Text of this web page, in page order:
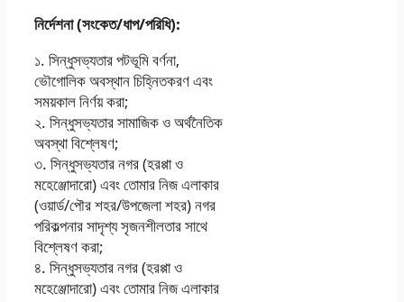
নির্দেশনা (সংকেত/ধাপ/পরিধি):
১. সিন্ধুসভ্যতার পটভূমি বর্ণনা,
ভৌগােলিক অবস্থান চিহ্নিতকরণ এবং
সময়কাল নির্ণয় করা;
২. সিন্ধুসভ্যতার সামাজিক ও অর্থনৈতিক
অবস্থা বিশ্লেষণ;
৩. সিন্ধুসভ্যতার নগর (হরপ্পা ও
মহেঞ্জোদারাে) এবং তােমার নিজ এলাকার
(ওয়ার্ড/পৌর শহর/উপজেলা শহর) নগর
পরিকল্পনার সাদৃশ্য সৃজনশীলতার সাথে
বিশ্লেষণ করা;
৪. সিন্ধুসভ্যতার নগর (হরপ্পা ও
মহেঞ্জোদারাে) এবং তােমার নিজ এলাকার